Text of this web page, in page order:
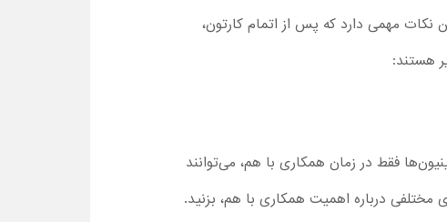
نکات مهمی دارد که پس از اتمام کارتون،
هستند:
فقط در زمان همکاری با هم، می‌توانند
درباره اهمیت همکاری با هم، بزنید.